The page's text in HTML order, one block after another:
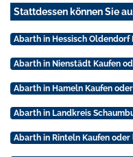
Stattdessen können Sie
Abarth in Hessisch Oldendorf
Abarth in Nienstädt Kaufen
Abarth in Hameln Kaufen
Abarth in Landkreis
Abarth in Rinteln Kaufen oder